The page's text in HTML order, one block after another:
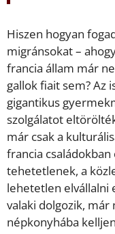
Hiszen hogyan
migránsokat –
francia állam már
gallok fiait sem? Az
gigantikus
szolgálatot
már csak a
francia
tehetetlenek, a
lehetetlen elvállalni
valaki dolgozik, már
népkonyhába